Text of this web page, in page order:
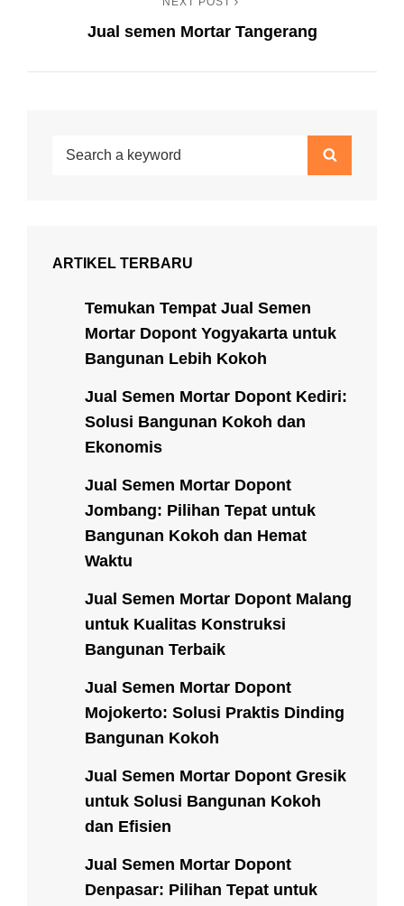
Jual semen Mortar Tangerang
Search
ARTIKEL TERBARU
Temukan Tempat Jual Semen
Mortar Dopont Yogyakarta untuk
Bangunan Lebih Kokoh
Jual Semen Mortar Dopont Kediri:
Solusi Bangunan Kokoh dan
Ekonomis
Jual Semen Mortar Dopont
Jombang: Pilihan Tepat untuk
Bangunan Kokoh dan Hemat
Waktu
Jual Semen Mortar Dopont Malang
untuk Kualitas Konstruksi
Bangunan Terbaik
Jual Semen Mortar Dopont
Mojokerto: Solusi Praktis Dinding
Bangunan Kokoh
Jual Semen Mortar Dopont Gresik
untuk Solusi Bangunan Kokoh
dan Efisien
Jual Semen Mortar Dopont
Denpasar: Pilihan Tepat untuk